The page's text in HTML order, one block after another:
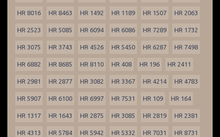
HR 8016 HR 8463 HR 1492 HR 1189 HR 1507 HR 2063
HR 2523 HR 5085 HR 6094 HR 6086 HR 7289 HR 1732
HR 3075 HR 3743 HR 4526 HR 5450 HR 6287 HR 7498
HR 6882 HR 8685 HR 8110 HR 408 HR 196 HR 2411
HR 2981 HR 2877 HR 3082 HR 3367 HR 4214 HR 4783
HR 5907 HR 6100 HR 6997 HR 7531 HR 109 HR 164
HR 1317 HR 1643 HR 2875 HR 3085 HR 2819 HR 2381
HR 4313 HR 5784 HR 5942 HR 5332 HR 7031 HR 8731